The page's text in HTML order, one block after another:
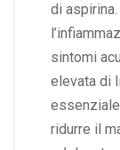
di
sintomi
elevata di
ridurre il